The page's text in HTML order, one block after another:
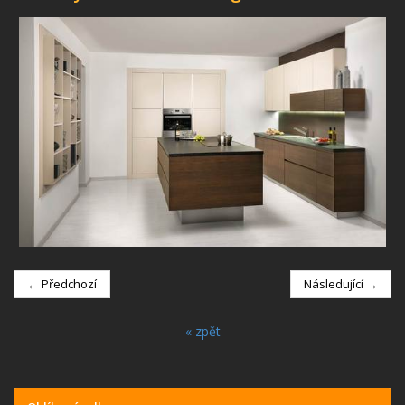
← Předchozí Následující →
« zpět